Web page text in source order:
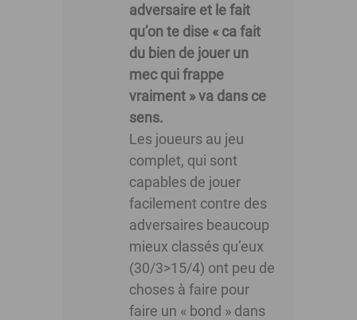
adversaire et le fait
qu’on te dise « ca fait
du bien de jouer un
mec qui frappe
vraiment » va dans ce
sens.
Les joueurs au jeu
complet, qui sont
capables de jouer
facilement contre des
adversaires beaucoup
mieux classés qu’eux
(30/3>15/4) ont peu de
choses à faire pour
faire un « bond » dans